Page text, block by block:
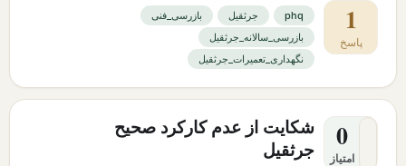
1
پاسخ
phq جرثقیل
بازرسی_فنی
بازرسی_سالانه_جرثقیل
نگهداری_تعمیرات_جرثقیل
0
امتیاز
شکایت از عدم کارکرد صحیح
جرثقیل